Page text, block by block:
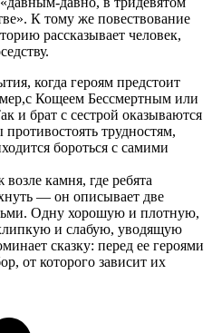
К тому же повествование
рассказывает человек,
когда героям предстоит
Кощеем Бессмертным или
и брат с сестрой оказываются
трудностям,
бороться с самими
камня, где ребята
— он описывает две
Одну хорошую и плотную,
и слабую, уводящую
сказку: перед ее героями
от которого зависит их